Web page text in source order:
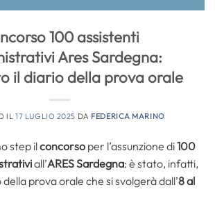
100 assistenti
Ares Sardegna:
il diario della prova orale
IL17 LUGLIO 2025 DA FEDERICA MARINO
step ilconcorso per l’assunzione di100
all’ARES Sardegna: è stato, infatti,
prova orale che si svolgerà dall’8 al